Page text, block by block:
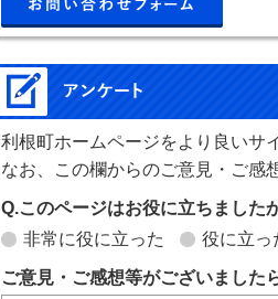
利根町ホームページをより良いサ
なお、この欄からのご意見・ご感
Q.このページはお役に立ちました
非常に役に立った
役に立っ
ご意見・ご感想等がございました